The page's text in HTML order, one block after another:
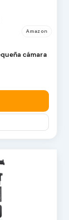
Amazon
cámara